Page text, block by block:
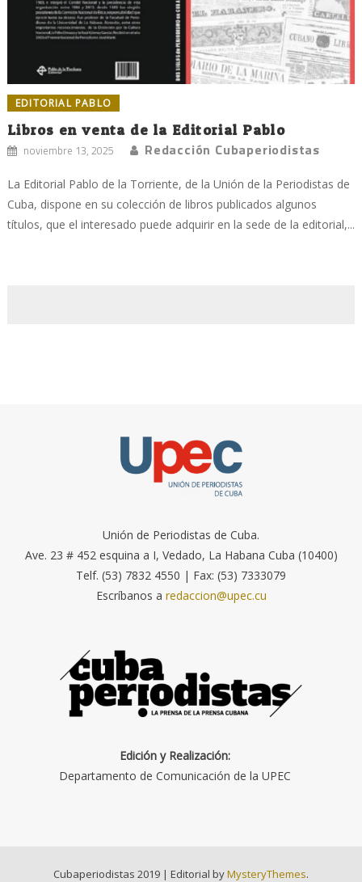
EDITORIAL PABLO
Libros en venta de la Editorial Pablo
noviembre 13, 2025 Redacción Cubaperiodistas
La Editorial Pablo de la Torriente, de la Unión de la Periodistas de
Cuba, dispone en su colección de libros publicados algunos
títulos, que el interesado puede adquirir en la sede de la editorial,...
Unión de Periodistas de Cuba.
Ave. 23 # 452 esquina a I, Vedado, La Habana Cuba (10400)
Telf. (53) 7832 4550 | Fax: (53) 7333079
Escríbanos a redaccion@upec.cu
Edición y Realización:
Departamento de Comunicación de la UPEC
Cubaperiodistas 2019 | Editorial byMysteryThemes.